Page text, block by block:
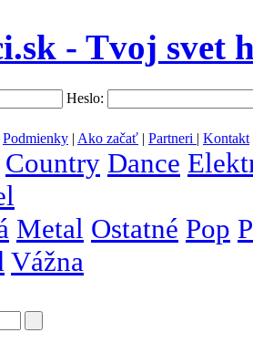
- Tvoj svet
Heslo:
Podmienky | Ako začať | Partneri | Kontakt
Country Dance
Metal Ostatné Pop
Vážna